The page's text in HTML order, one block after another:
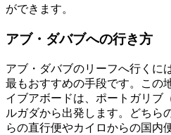
ができます。
アブ・ダバブへの行き方
アブ・ダバブのリーフへ行くに
最もおすすめの手段です。この
イブアボードは、ポートガリブ
ルガダから出発します。どちら
らの直行便やカイロからの国内